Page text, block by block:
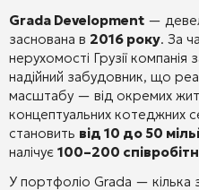
Grada Development —
заснована в 2016 року. За
нерухомості Грузії
надійний забудовник, що
масштабу — від окремих
концептуальних котеджних
становить від 10 до 50
налічує 100–200
У портфоліо Grada — кілька